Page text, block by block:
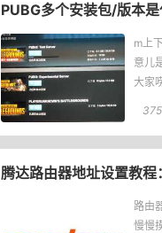
PUBG多个安装包/版本
m上
意儿
大家
375
腾达路由器地址设置教
路由
慢慢